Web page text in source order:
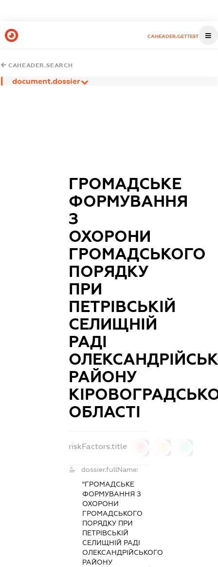
CAHEADER.GETTEST
CAHEADER.SEARCH
document.dossier
ГРОМАДСЬКЕ
ФОРМУВАННЯ
З
ОХОРОНИ
ГРОМАДСЬКОГО
ПОРЯДКУ
ПРИ
ПЕТРІВСЬКІЙ
СЕЛИЩНІЙ
РАДІ
РАЙОНУ
ОБЛАСТІ
riskFactors.title
dossier.fullName:
"ГРОМАДСЬКЕ
ФОРМУВАННЯ З
ОХОРОНИ
ГРОМАДСЬКОГО
ПОРЯДКУ ПРИ
ПЕТРІВСЬКІЙ
СЕЛИЩНІЙ РАДІ
ОЛЕКСАНДРІЙСЬКОГО
РАЙОНУ